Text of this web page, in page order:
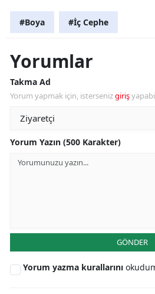
#Boya #İç Cephe
Yorumlar
Takma Ad
Yorum yapmak için, istersenizgiriş
Yorum Yazın (500 Karakter)
GÖNDER
Yorum yazma kurallarını